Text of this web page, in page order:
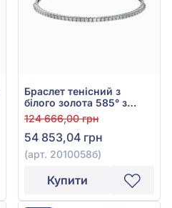
Браслет тенісний з
білого золота 585° з
фіанітом/куб.цирконієм,
арт. 2010058б
124 666,00 грн
54 853,04 грн
(арт. 2010058б)
Купити